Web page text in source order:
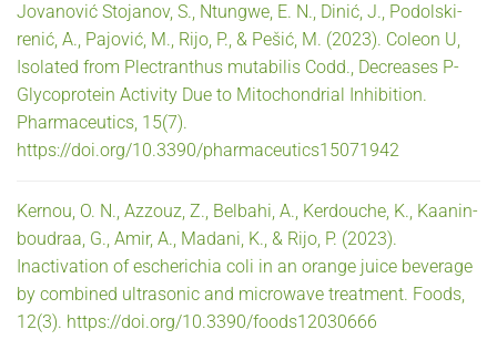
Jovanović Stojanov, S., Ntungwe, E. N., Dinić, J., Podolski-
renić, A., Pajović, M., Rijo, P., & Pešić, M. (2023). Coleon U,
Isolated from Plectranthus mutabilis Codd., Decreases P-
Glycoprotein Activity Due to Mitochondrial Inhibition.
Pharmaceutics, 15(7).
https://doi.org/10.3390/pharmaceutics15071942
Kernou, O. N., Azzouz, Z., Belbahi, A., Kerdouche, K., Kaanin-
boudraa, G., Amir, A., Madani, K., & Rijo, P. (2023).
Inactivation of escherichia coli in an orange juice beverage
by combined ultrasonic and microwave treatment. Foods,
12(3). https://doi.org/10.3390/foods12030666